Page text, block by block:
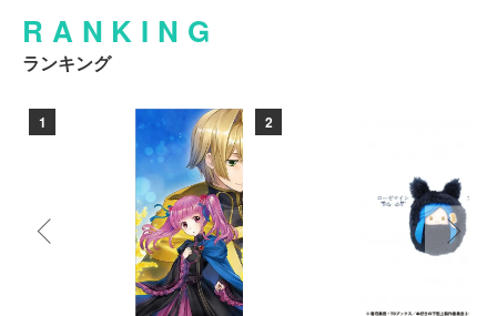
RANKING
ランキング
1 2